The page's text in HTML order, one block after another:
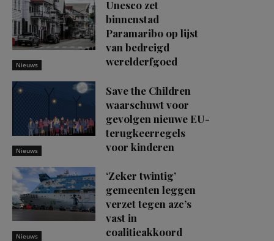
Nieuws
Unesco zet
binnenstad
Paramaribo op lijst
van bedreigd
werelderfgoed
Nieuws
Save the Children
waarschuwt voor
gevolgen nieuwe EU-
terugkeerregels
voor kinderen
Nieuws
‘Zeker twintig’
gemeenten leggen
verzet tegen azc’s
vast in
coalitieakkoord